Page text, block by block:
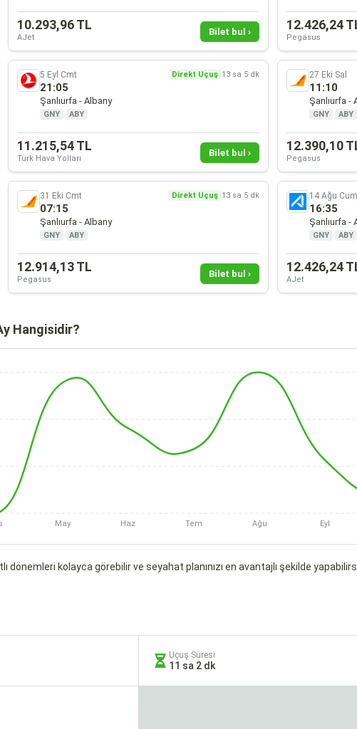
10.293,96 TL
AJet
Bilet bul › 12.426,24
Pegasus
5 Eyl Cmt Direkt Uçuş 13 sa 5 dk
21:05
Şanlıurfa - Albany
GNY · ABY
11.215,54 TL
Türk Hava Yolları
Bilet bul ›
27 Eki Sal
11:10
Şanlıurfa -
GNY · ABY
12.390,10
Pegasus
31 Eki Cmt Direkt Uçuş 13 sa 5 dk
07:15
Şanlıurfa - Albany
GNY · ABY
12.914,13 TL
Pegasus
Bilet bul ›
14 Ağu Cum
16:35
Şanlıurfa -
GNY · ABY
12.426,24
AJet
Hangisidir?
May Haz Tem Ağu Eyl
kolayca görebilir ve seyahat planınızı en avantajlı şekilde
Uçuş Süresi
11 sa 2 dk